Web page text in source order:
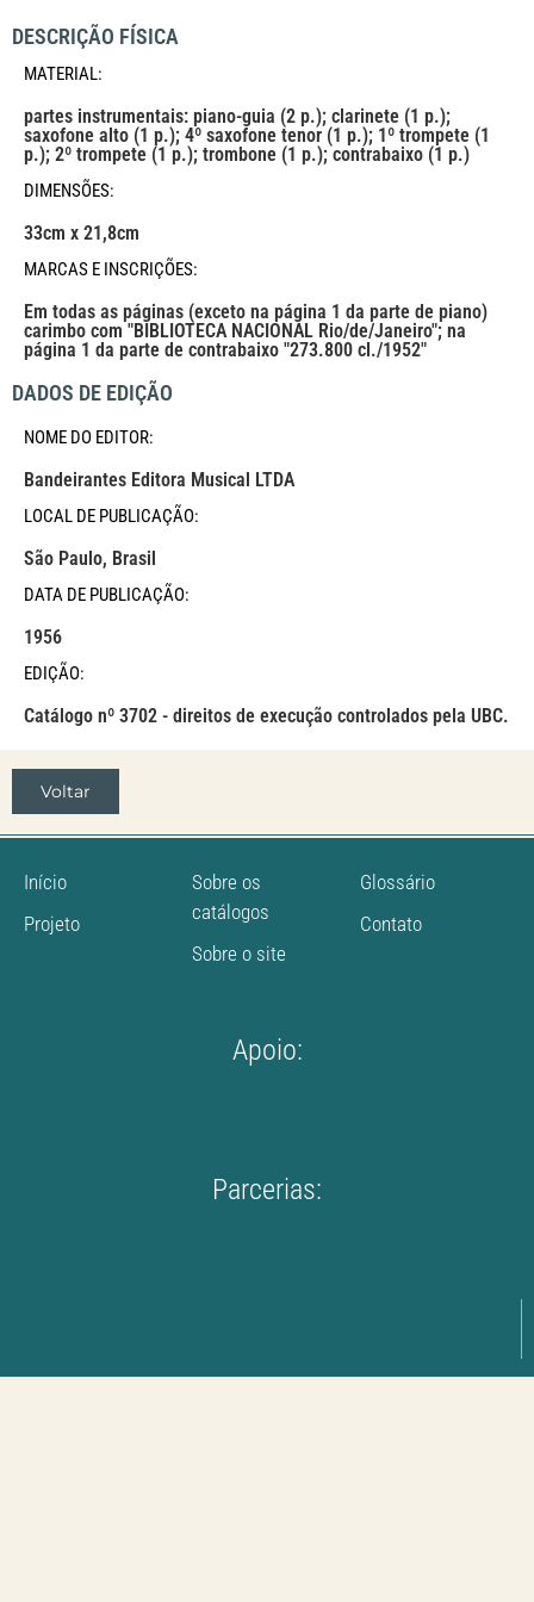
DESCRIÇÃO FÍSICA
MATERIAL:
partes instrumentais: piano-guia (2 p.); clarinete (1 p.);
saxofone alto (1 p.); 4º saxofone tenor (1 p.); 1º trompete (1
p.); 2º trompete (1 p.); trombone (1 p.); contrabaixo (1 p.)
DIMENSÕES:
33cm x 21,8cm
MARCAS E INSCRIÇÕES:
Em todas as páginas (exceto na página 1 da parte de piano)
carimbo com "BIBLIOTECA NACIONAL Rio/de/Janeiro"; na
página 1 da parte de contrabaixo "273.800 cl./1952"
DADOS DE EDIÇÃO
NOME DO EDITOR:
Bandeirantes Editora Musical LTDA
LOCAL DE PUBLICAÇÃO:
São Paulo, Brasil
DATA DE PUBLICAÇÃO:
1956
EDIÇÃO:
Catálogo nº 3702 - direitos de execução controlados pela UBC.
Voltar
Início
Projeto
Sobre os
catálogos
Sobre o site
Glossário
Contato
Apoio:
Parcerias: